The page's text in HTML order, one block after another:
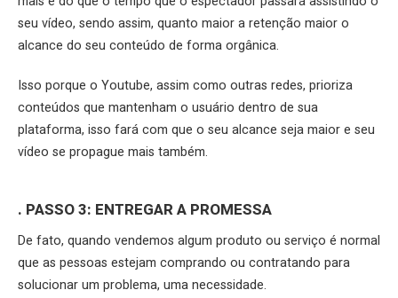
seu vídeo, sendo assim, quanto maior a retenção maior o
alcance do seu conteúdo de forma orgânica.
Isso porque o Youtube, assim como outras redes, prioriza
conteúdos que mantenham o usuário dentro de sua
plataforma, isso fará com que o seu alcance seja maior e seu
vídeo se propague mais também.
. PASSO 3: ENTREGAR A PROMESSA
De fato, quando vendemos algum produto ou serviço é normal
que as pessoas estejam comprando ou contratando para
solucionar um problema, uma necessidade.